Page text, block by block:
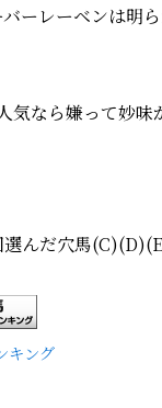
ーレーベンは明
気なら嫌って妙味
選んだ穴馬
キング